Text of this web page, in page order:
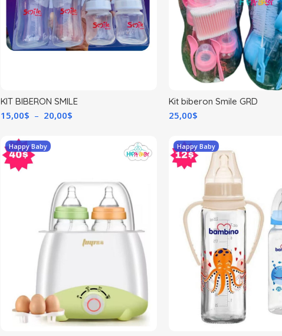
KIT BIBERON SMILE
15,00$ – 20,00$
Kit biberon Smile GRD
25,00$
Happy Baby Happy Baby